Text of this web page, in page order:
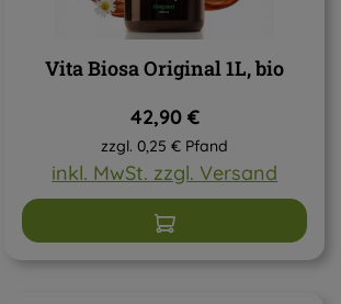
Vita Biosa Original 1L, bio
Regulärer Preis:
42,90 €
zzgl. 0,25 € Pfand
inkl. MwSt. zzgl. Versand
In den Warenkorb